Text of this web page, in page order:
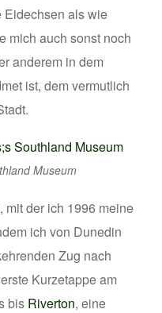
Eidechsen als wie
mich auch sonst noch
anderem in dem
ist, dem vermutlich
Museum
mit der ich 1996 meine
ich von Dunedin
Zug nach
Kurzetappe am
bis Riverton, eine